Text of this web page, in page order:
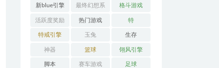
新blue引擎 最终幻想系
列
格斗游戏
活跃度奖励 热门游戏 特
特戒引擎 玉兔 生存
神器 篮球 翎风引擎
脚本 赛车游戏 足球